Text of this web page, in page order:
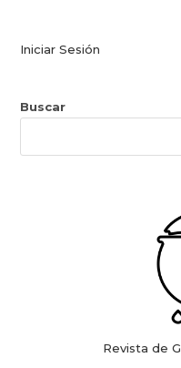
Iniciar Sesión
Buscar
Revista de